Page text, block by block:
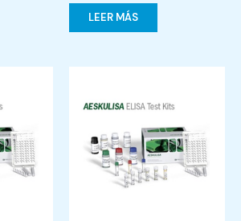
LEER MÁS